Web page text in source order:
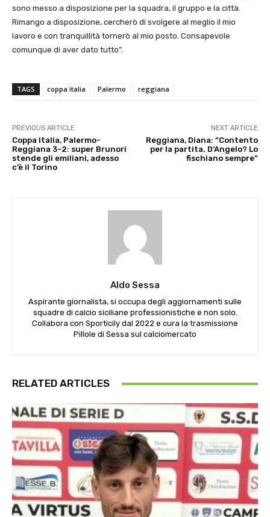
sono messo a disposizione per la squadra, il gruppo e la città.
Rimango a disposizione, cercherò di svolgere al meglio il mio
lavoro e con tranquillità tornerò al mio posto. Consapevole
comunque di aver dato tutto”.
TAGS coppa italia Palermo reggiana
PREVIOUS ARTICLE
Coppa Italia, Palermo-
Reggiana 3-2: super Brunori
stende gli emiliani, adesso
c’è il Torino
NEXT ARTICLE
Reggiana, Diana: “Contento
per la partita. D’Angelo? Lo
fischiano sempre”
Aldo Sessa
Aspirante giornalista, si occupa degli aggiornamenti sulle
squadre di calcio siciliane professionistiche e non solo.
Collabora con Sporticily dal 2022 e cura la trasmissione
Pillole di Sessa sul calciomercato
RELATED ARTICLES